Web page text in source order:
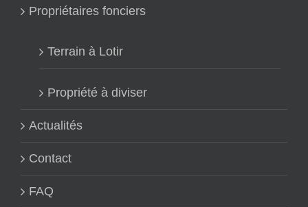
Propriétaires fonciers
Terrain à Lotir
Propriété à diviser
Actualités
Contact
FAQ